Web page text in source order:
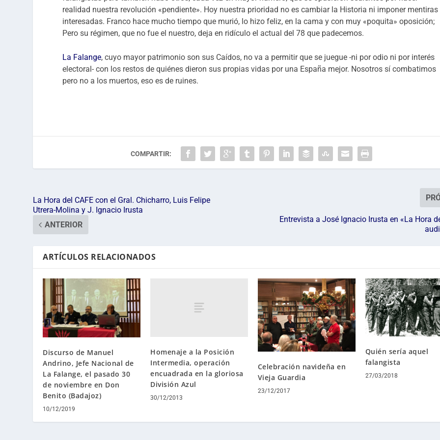
realidad nuestra revolución «pendiente». Hoy nuestra prioridad no es cambiar la Historia ni imponer mentiras
interesadas. Franco hace mucho tiempo que murió, lo hizo feliz, en la cama y con muy «poquita» oposición;
Pero su régimen, que no fue el nuestro, deja en ridículo el actual del 78 que padecemos.
La Falange, cuyo mayor patrimonio son sus Caídos, no va a permitir que se juegue -ni por odio ni por interés
electoral- con los restos de quiénes dieron sus propias vidas por una España mejor. Nosotros sí combatimos
pero no a los muertos, eso es de ruines.
COMPARTIR:
La Hora del CAFE con el Gral. Chicharro, Luis Felipe
Utrera-Molina y J. Ignacio Irusta
ANTERIOR
Entrevista a José Ignacio Irusta en «La Hora
ARTÍCULOS RELACIONADOS
Discurso de Manuel
Andrino, Jefe Nacional de
La Falange, el pasado 30
de noviembre en Don
Benito (Badajoz)
10/12/2019
Homenaje a la Posición
Intermedia, operación
encuadrada en la gloriosa
División Azul
30/12/2013
Celebración navideña en
Vieja Guardia
23/12/2017
Quién sería aquel
falangista
27/03/2018